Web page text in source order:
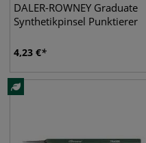
DALER-ROWNEY Graduate
Synthetikpinsel Punktierer
4,23 €